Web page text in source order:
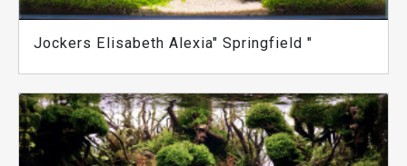
Jockers Elisabeth Alexia" Springfield "